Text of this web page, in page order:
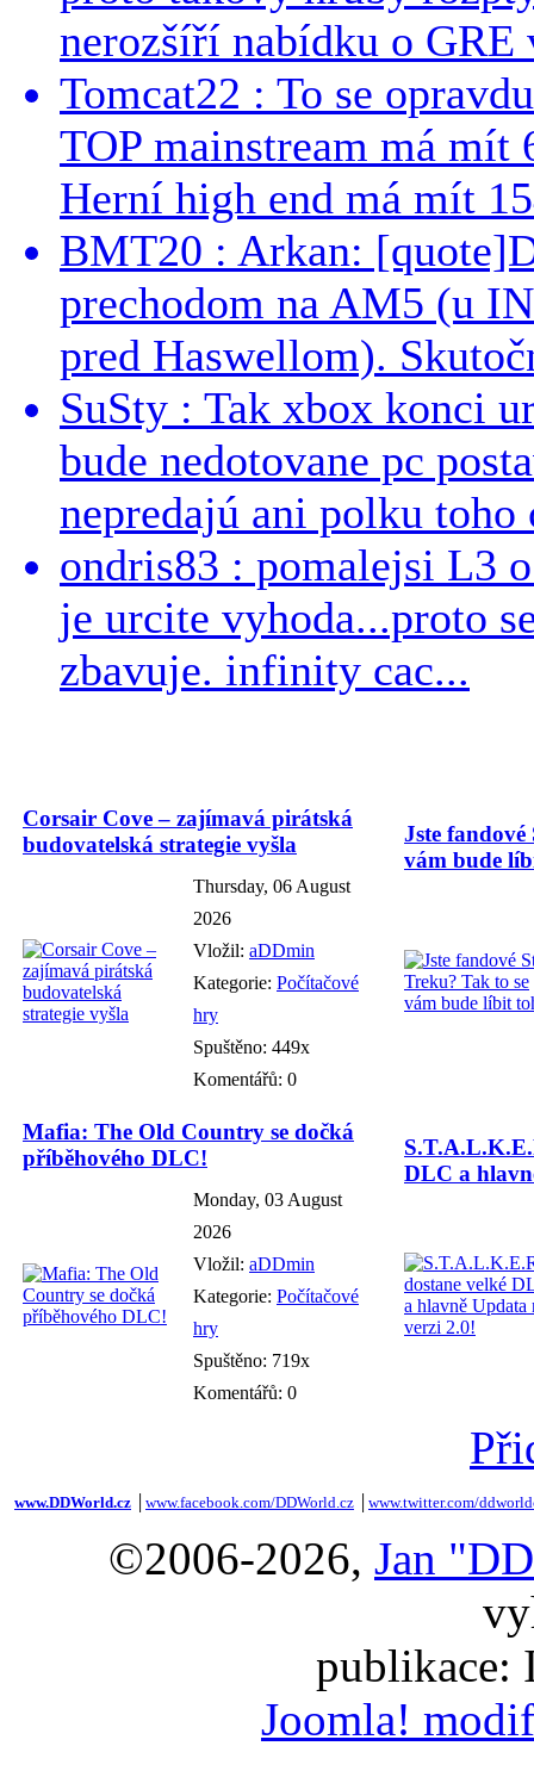
nerozšíří nabídku o GRE
Tomcat22 : To se
TOP mainstream má
Herní high end má mít
BMT20 : Arkan:
prechodom na AM5 (u
pred Haswellom).
SuSty : Tak xbox konci
bude nedotovane pc
nepredajú ani polku toho
ondris83 : pomalejsi L3
je urcite vyhoda...proto
zbavuje. infinity cac...
Corsair Cove – zajímavá pirátská
budovatelská strategie vyšla
Thursday, 06 August
2026
Vložil: aDDmin
Kategorie: Počítačové
hry
Spuštěno: 449x
Komentářů: 0
Jste
vám bude
Mafia: The Old Country se dočká
příběhového DLC!
Monday, 03 August
2026
Vložil: aDDmin
Kategorie: Počítačové
hry
Spuštěno: 719x
Komentářů: 0
DLC a
www.DDWorld.cz www.facebook.com/DDWorld.cz www.twitter.com/
©2006-2026, Jan
publikace:
Joomla!